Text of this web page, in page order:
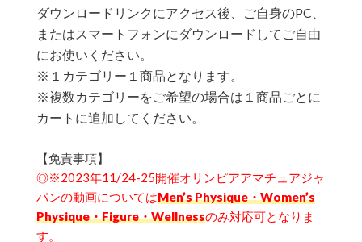
ダウンロードリンクにアクセス後、ご自身のPC、
またはスマートフォンにダウンロードしてご自由
にお使いください。
※１カテゴリー１商品となります。
※複数カテゴリーをご希望の場合は１商品ごとに
カートに追加してください。
【免責事項】
◎※2023年11/24-25開催オリンピアアマチュアジャ
パンの動画についてはMen’s Physique・Women’s
Physique・Figure・Wellnessのみ対応可となりま
す。